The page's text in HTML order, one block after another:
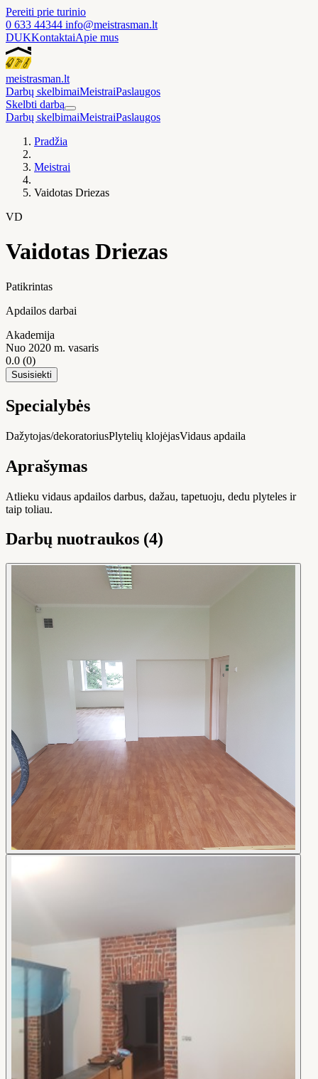
Pereiti prie turinio
0 633 44344 info@meistrasman.lt
DUKKontaktaiApie mus
meistrasman.lt
Darbų skelbimaiMeistraiPaslaugos
Skelbti darbą
Darbų skelbimaiMeistraiPaslaugos
Pradžia
Meistrai
Vaidotas Driezas
VD
Vaidotas Driezas
Patikrintas
Apdailos darbai
Akademija
Nuo 2020 m. vasaris
0.0 (0)
Susisiekti
Specialybės
Dažytojas/dekoratoriusPlytelių klojėjasVidaus apdaila
Aprašymas
Atlieku vidaus apdailos darbus, dažau, tapetuoju, dedu plyteles ir
taip toliau.
Darbų nuotraukos (4)